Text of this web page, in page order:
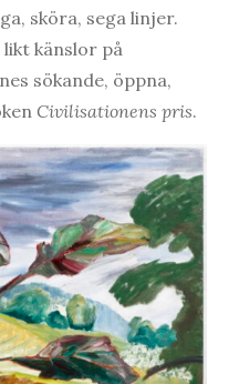
sköra, sega linjer.
känslor på
sökande, öppna,
Civilisationens pris.